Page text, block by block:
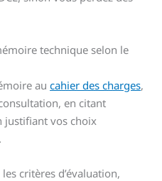
technique selon le
aucahier des charges,
en citant
justifiant vos choix
critères d’évaluation,